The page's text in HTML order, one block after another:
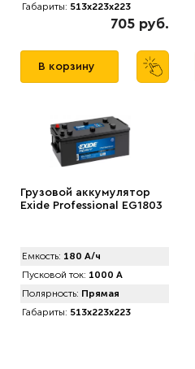
Габариты: 513x223x223
705 руб.
В корзину
Грузовой аккумулятор
Exide Professional EG1803
Емкость: 180 А/ч
Пусковой ток: 1000 А
Полярность: Прямая
Габариты: 513x223x223